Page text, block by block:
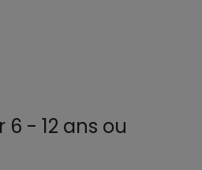
- 12 ans ou